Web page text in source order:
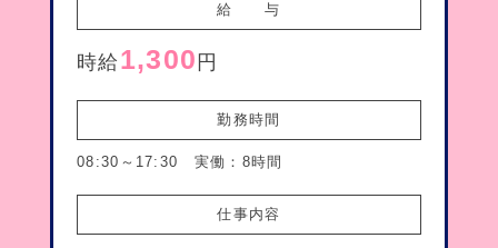
給　　与
時給 1,300 円
勤務時間
08:30～17:30 実働：8時間
仕事内容